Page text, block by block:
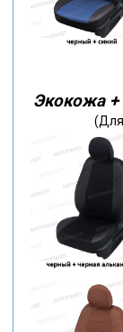
Экокожа +
(Для